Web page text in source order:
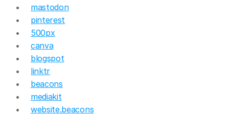
mastodon
pinterest
500px
canva
blogspot
linktr
beacons
mediakit
website.beacons